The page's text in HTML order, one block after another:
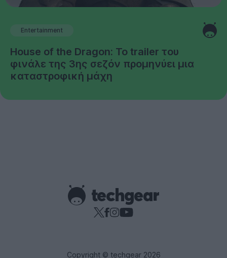
Entertainment
House of the Dragon: Το trailer του
φινάλε της 3ης σεζόν προμηνύει μια
καταστροφική μάχη
Copyright © techgear 2026